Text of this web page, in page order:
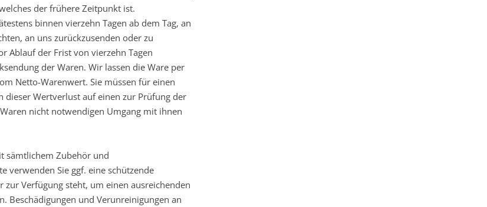
der frühere Zeitpunkt ist.
binnen vierzehn Tagen ab dem Tag, an
an uns zurückzusenden oder zu
Ablauf der Frist von vierzehn Tagen
der Waren. Wir lassen die Ware per
Netto-Warenwert. Sie müssen für einen
Wertverlust auf einen zur Prüfung der
nicht notwendigen Umgang mit ihnen
sämtlichem Zubehör und
verwenden Sie ggf. eine schützende
Verfügung steht, um einen ausreichenden
Beschädigungen und Verunreinigungen an